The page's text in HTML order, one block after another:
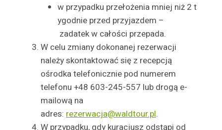
w przypadku przełożenia mniej niż 2 t
ygodnie przed przyjazdem –
zadatek w całości przepada.
W celu zmiany dokonanej rezerwacji
należy skontaktować się z recepcją
ośrodka telefonicznie pod numerem
telefonu +48 603-245-557 lub drogą e-
mailową na
adres: rezerwacja@waldtour.pl.
W przypadku, gdy kuracjusz odstąpi od